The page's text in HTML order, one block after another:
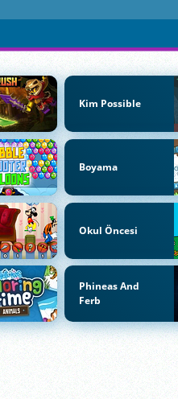
Kim Possible
Boyama
Okul Öncesi
Phineas And
Ferb